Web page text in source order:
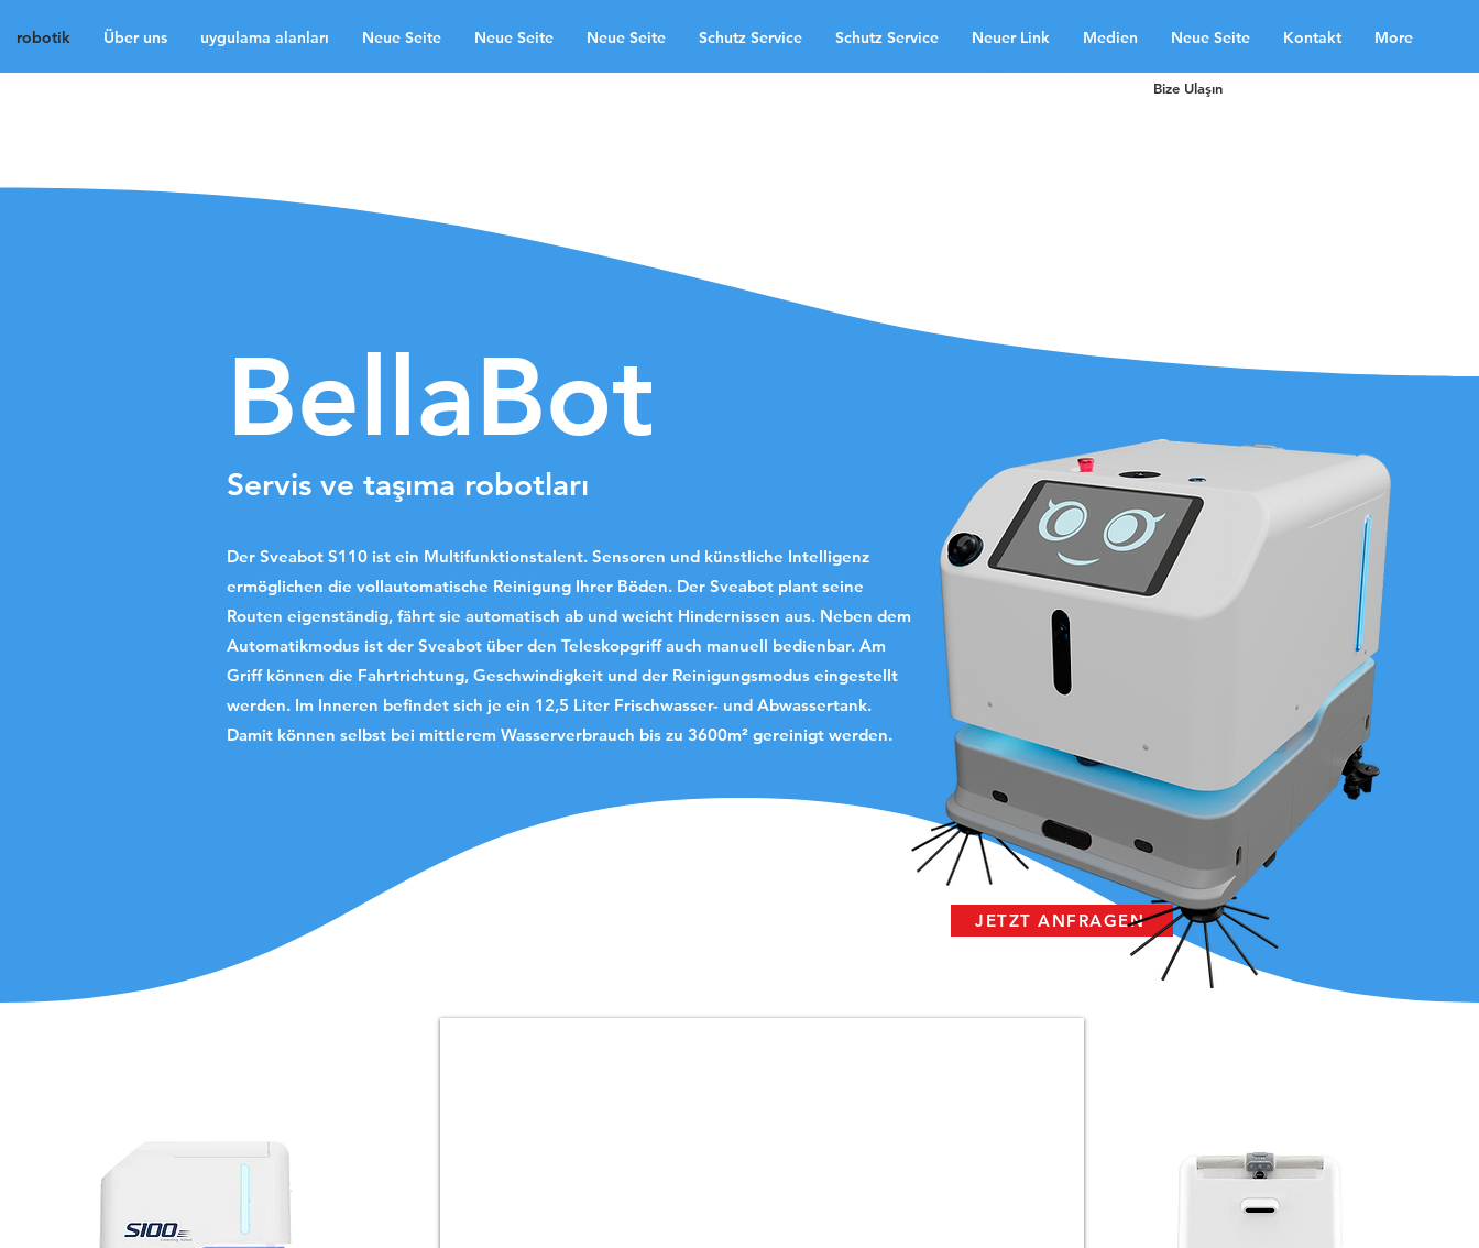
robotik Über uns uygulama alanları Neue Seite Neue Seite Neue Seite Schutz Service Schutz Service Neuer Link Medien Neue Seite Kontakt More
Bize Ulaşın
BellaBot
Servis ve taşıma robotları
Der Sveabot S110 ist ein Multifunktionstalent. Sensoren und künstliche Intelligenz
ermöglichen die vollautomatische Reinigung Ihrer Böden. Der Sveabot plant seine
Routen eigenständig, fährt sie automatisch ab und weicht Hindernissen aus. Neben dem
Automatikmodus ist der Sveabot über den Teleskopgriff auch manuell bedienbar. Am
Griff können die Fahrtrichtung, Geschwindigkeit und der Reinigungsmodus eingestellt
werden. Im Inneren befindet sich je ein 12,5 Liter Frischwasser- und Abwassertank.
Damit können selbst bei mittlerem Wasserverbrauch bis zu 3600m² gereinigt werden.
JETZT ANFRAGEN